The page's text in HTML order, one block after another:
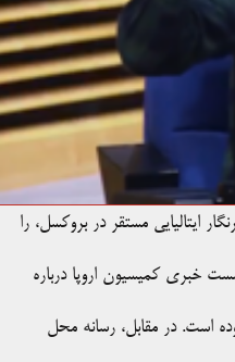
ایتالیایی مستقر در بروکسل، را
خبری کمیسیون اروپا درباره
است. در مقابل، رسانه محل